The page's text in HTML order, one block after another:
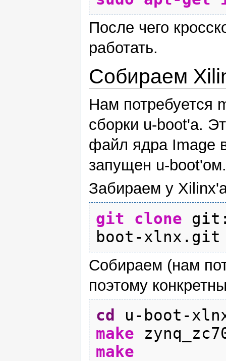
После чего
работать.
Собираем
Нам потребуется
сборки u-boot'а.
файл ядра Image
запущен u-boot'ом.
Забираем у
git clone
boot-xlnx.git
Собираем (нам
поэтому
cd
u-boot-
make
make